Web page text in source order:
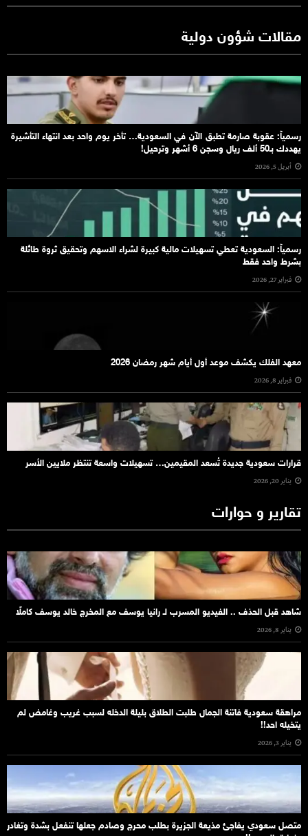
مقالات شؤون دولية
رسمياً: عقوبة صارمة تطبق الآن في السعودية… تأخر يوم واحد بعد انتهاء التأشيرة
يهددك بـ50 ألف ريال وسجن 6 أشهر وترحيل!
أبريل 5, 2026
رسمياً: السعودية تعطي تسهيلات مالية كبيرة لشراء الاسهم وتحقيق ثروة طائلة
بشرط واحد فقط
فبراير 27, 2026
معهد الفلك يكشف موعد أول أيام شهر رمضان 2026
فبراير 8, 2026
قرارات سعودية جديدة تُسعد المقيمين… تسهيلات واسعة تنتظر ملايين الأسر
يناير 20, 2026
تقارير و حوارات
شاهد قبل الحذف .. الفيديو المسرب لـ رانيا يوسف مع المخرج خالد يوسف كاملًا
يناير 8, 2026
مراهقة سعودية فاتنة الجمال طلبت الطلاق بليلة الدخله لسبب غريب وغامض لم
يتخيله احد!!
يناير 3, 2026
متصل سعودي يفاجئ مذيعة الجزيرة بطلب محرج وصادم جعلها تنفعل بشدة وتغادر